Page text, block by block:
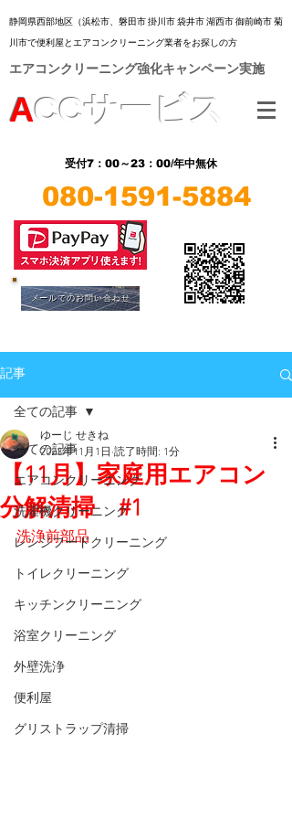
静岡県西部地区（浜松市、 磐田市 掛川市 袋井市 湖西市 御前崎市 菊
川市で便利屋とエアコンクリーニング業者をお探しの方
​エアコンクリーニング強化キャンペーン実施
ACCサービス
受付7：00～23：00/年中無休
080-1591-5884
メールでのお問い合わせ
​LINE
記事
全ての記事
エアコンクリーニング
洗濯機クリーニング
レンジフードクリーニング
トイレクリーニング
キッチンクリーニング
浴室クリーニング
外壁洗浄
便利屋
グリストラップ清掃
全ての記事
【11月】家庭用エアコン
分解清掃 #1
ゆーじ せきね
2023年11月1日 読了時間: 1分
洗浄前部品